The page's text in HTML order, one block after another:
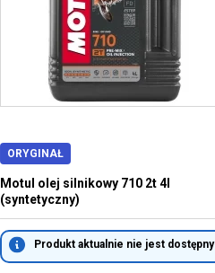
ORYGINAŁ
Motul olej silnikowy 710 2t 4l
(syntetyczny)
Produkt aktualnie nie jest dostępny